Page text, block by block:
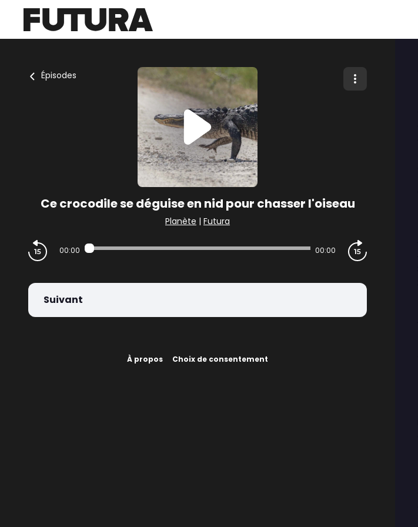
Épisodes
Ce crocodile se déguise en nid pour chasser l'oiseau
Planète | Futura
00:00 00:00
Suivant
À propos Choix de consentement